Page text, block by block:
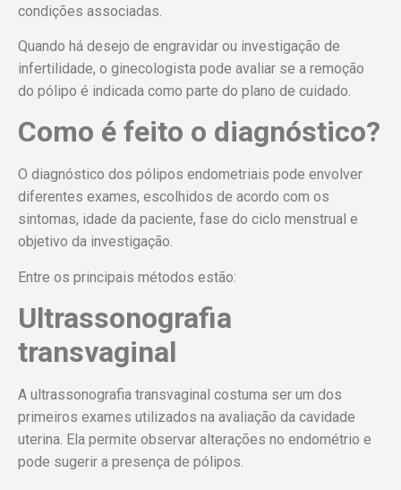
condições associadas.
Quando há desejo de engravidar ou investigação de
infertilidade, o ginecologista pode avaliar se a remoção
do pólipo é indicada como parte do plano de cuidado.
Como é feito o diagnóstico?
O diagnóstico dos pólipos endometriais pode envolver
diferentes exames, escolhidos de acordo com os
sintomas, idade da paciente, fase do ciclo menstrual e
objetivo da investigação.
Entre os principais métodos estão:
Ultrassonografia
transvaginal
A ultrassonografia transvaginal costuma ser um dos
primeiros exames utilizados na avaliação da cavidade
uterina. Ela permite observar alterações no endométrio e
pode sugerir a presença de pólipos.